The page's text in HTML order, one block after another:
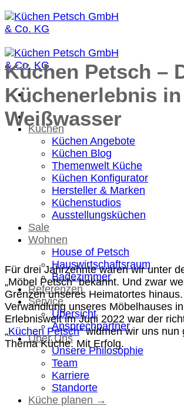
Zum
Inhalt
springen
Küchen
Küchen Angebote
Küchen Blog
Themenwelt Küche
Küchen Konfigurator
Hersteller & Marken
Küchenstudios
Ausstellungsküchen
Sale
Wohnen
House of Petsch
Hauswirtschaftsraum
Badezimmer
Referenzen
Service
Übersicht
Ansprechpartner
Über Uns
Unsere Philosophie
Team
Karriere
Standorte
Küche planen →
Küchen Petsch –
Küchenerlebnis in
Weißwasser
Für drei Jahrzehnte waren wir unter
„Möbel Petsch“ bekannt. Und zwar
Grenzen unseres Heimatortes
Verwandlung unseres Möbelhauses
Erlebniswelt im Juni 2022 war der
„Küchen Petsch“ widmen wir uns nun
Thema Küche. Mit Erfolg.